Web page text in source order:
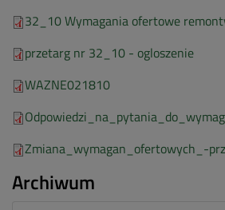
32_10 Wymagania ofertowe
przetarg nr 32_10 - ogloszenie
WAZNE021810
Zmiana_wymagan_ofertowych_-
Archiwum